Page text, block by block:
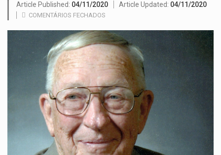
Article Published: 04/11/2020 Article Updated: 04/11/2020
COMENTÁRIOS FECHADOS